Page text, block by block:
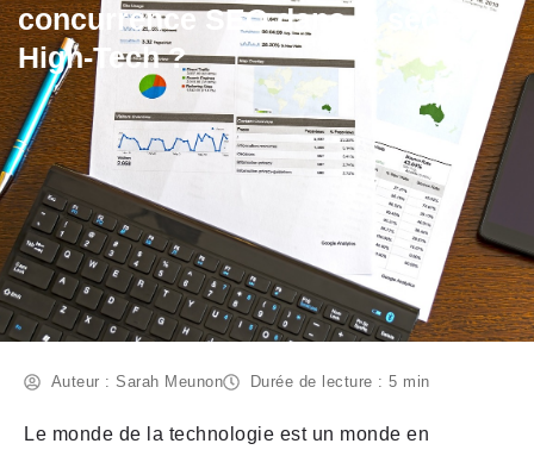
concurrence SEO dans le secteur
High-Tech ?
Auteur : Sarah Meunon Durée de lecture : 5 min
Le monde de la technologie est un monde en